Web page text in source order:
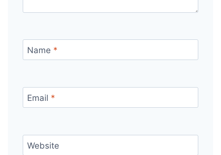
Name *
Email *
Website